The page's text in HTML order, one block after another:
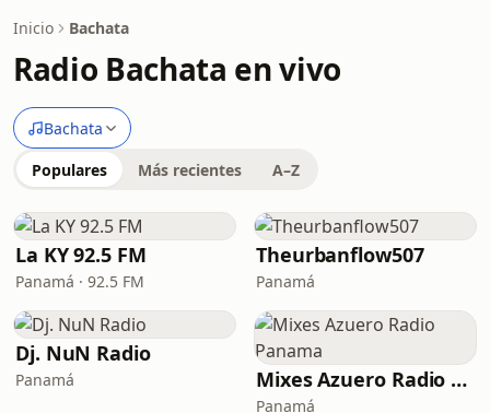
Inicio Bachata
Radio Bachata en vivo
Bachata
Populares Más recientes A–Z
La KY 92.5 FM
Panamá · 92.5 FM
Theurbanflow507
Panamá
Dj. NuN Radio
Panamá Mixes Azuero Radio Panama
Panamá